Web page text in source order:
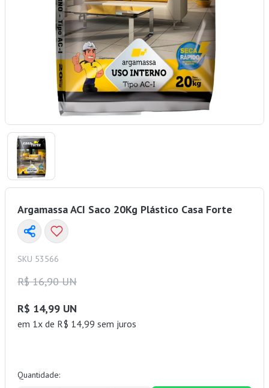
Argamassa ACI Saco 20Kg Plástico Casa Forte
SKU 53566
R$ 16,90 UN
R$ 14,99 UN
em 1x de R$ 14,99 sem juros
Quantidade: